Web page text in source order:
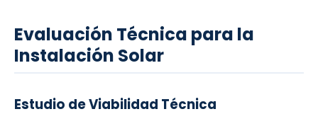
Evaluación Técnica para la
Instalación Solar
Estudio de Viabilidad Técnica